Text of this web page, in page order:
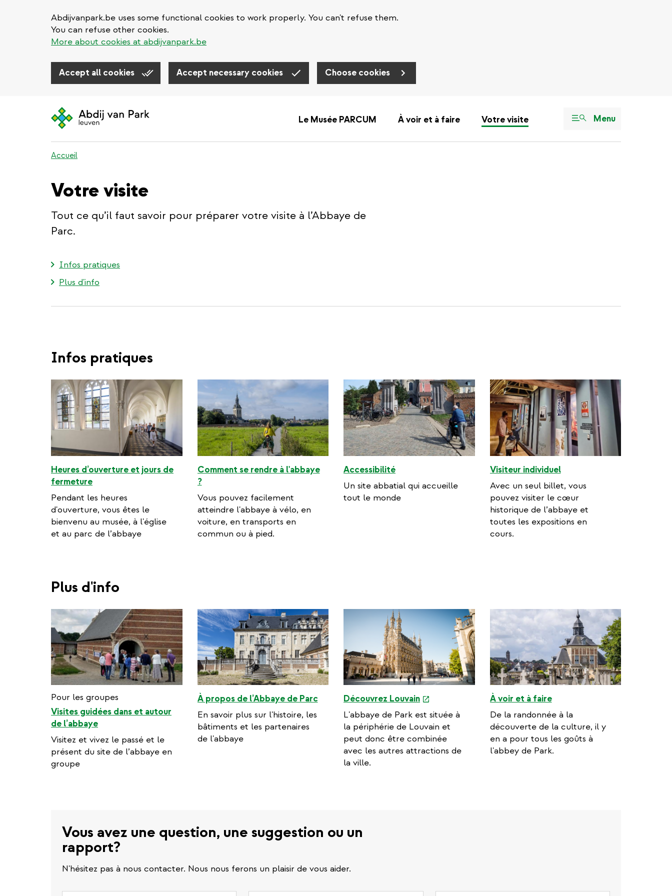
Abdijvanpark.be uses some functional cookies to work properly. You can't refuse them.
You can refuse other cookies.
More about cookies at abdijvanpark.be
Accept all cookies Accept necessary cookies Choose cookies
Le Musée PARCUM À voir et à faire Votre visite Menu
Accueil
Votre visite
Tout ce qu’il faut savoir pour préparer votre visite à l’Abbaye de
Parc.
Infos pratiques
Plus d'info
Infos pratiques
Heures d’ouverture et jours de
fermeture
Pendant les heures
d'ouverture, vous êtes le
bienvenu au musée, à l'église
et au parc de l’abbaye
Comment se rendre à l'abbaye
?
Vous pouvez facilement
atteindre l'abbaye à vélo, en
voiture, en transports en
commun ou à pied.
Accessibilité
Un site abbatial qui accueille
tout le monde
Visiteur individuel
Avec un seul billet, vous
pouvez visiter le cœur
historique de l’abbaye et
toutes les expositions en
cours.
Plus d'info
Pour les groupes
Visites guidées dans et autour
de l’abbaye
Visitez et vivez le passé et le
présent du site de l’abbaye en
groupe
À propos de l’Abbaye de Parc
En savoir plus sur l'histoire, les
bâtiments et les partenaires
de l'abbaye
Découvrez Louvain
e
x
t
r
n
L'abbaye de Park est située à
la périphérie de Louvain et
peut donc être combinée
avec les autres attractions de
la ville.
À voir et à faire
De la randonnée à la
découverte de la culture, il y
en a pour tous les goûts à
l'abbey de Park.
Vous avez une question, une suggestion ou un
rapport?
N'hésitez pas à nous contacter. Nous nous ferons un plaisir de vous aider.